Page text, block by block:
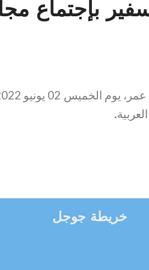
بإجتماع
.
خريطة جوجل